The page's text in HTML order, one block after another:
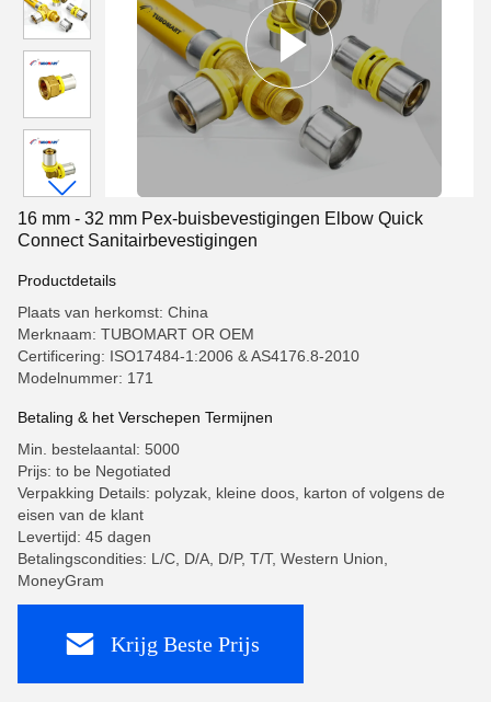
16 mm - 32 mm Pex-buisbevestigingen Elbow Quick
Connect Sanitairbevestigingen
Productdetails
Plaats van herkomst: China
Merknaam: TUBOMART OR OEM
Certificering: ISO17484-1:2006 & AS4176.8-2010
Modelnummer: 171
Betaling & het Verschepen Termijnen
Min. bestelaantal: 5000
Prijs: to be Negotiated
Verpakking Details: polyzak, kleine doos, karton of volgens de
eisen van de klant
Levertijd: 45 dagen
Betalingscondities: L/C, D/A, D/P, T/T, Western Union,
MoneyGram
Krijg Beste Prijs